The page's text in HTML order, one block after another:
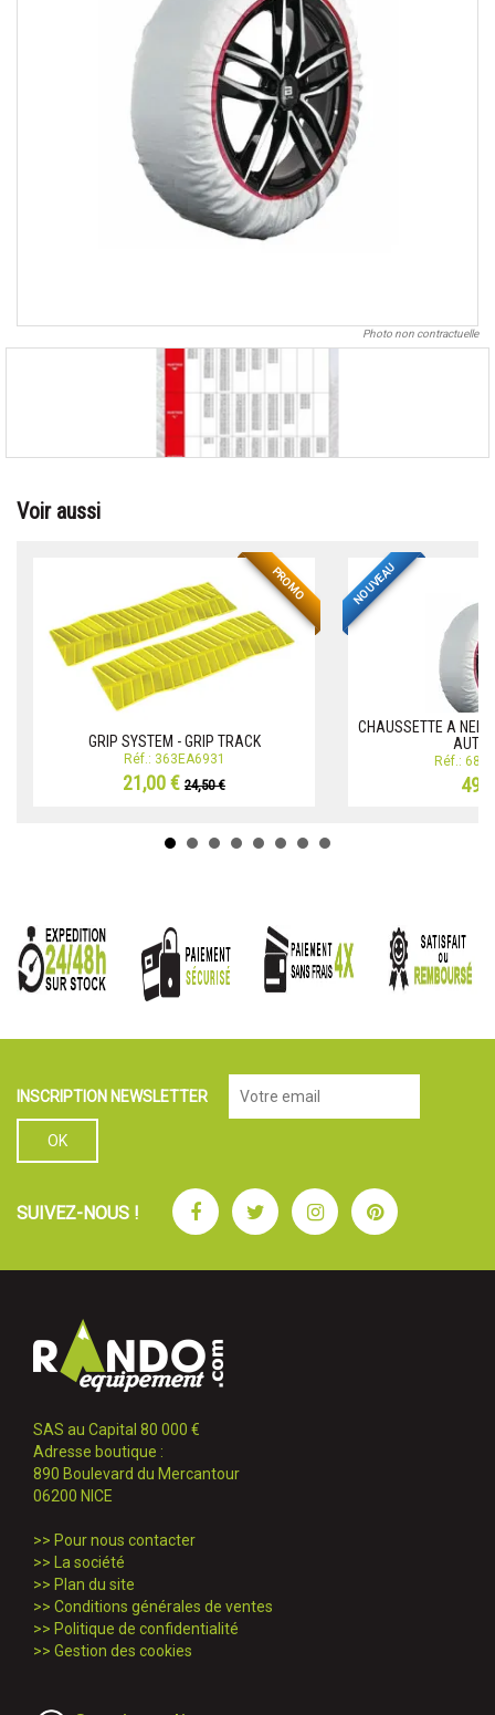
Photo non contractuelle
Voir aussi
PROMO
GRIP SYSTEM - GRIP TRACK
Réf.: 363EA6931
21,00 € 24,50 €
NOUVEAU
CHAUSSETTE A
AUTO
Réf.:
INSCRIPTION NEWSLETTER
SUIVEZ-NOUS ! FacebookTwitterInstagramPinterest
SAS au Capital 80 000 €
Adresse boutique :
890 Boulevard du Mercantour
06200 NICE
>> Pour nous contacter
>> La société
>> Plan du site
>> Conditions générales de ventes
>> Politique de confidentialité
>> Gestion des cookies